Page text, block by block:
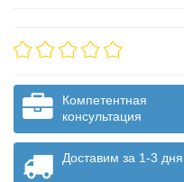
Компетентная
консультация
Доставим за 1-3 дня